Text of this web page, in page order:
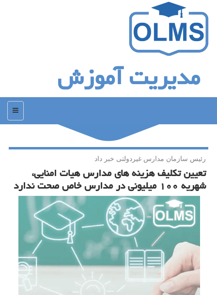
مدیریت آموزش
منو
رئیس سازمان مدارس غیردولتی خبر داد
تعیین تكلیف هزینه های مدارس هیات امنایی،
شهریه ۱۰۰ میلیونی در مدارس خاص صحت ندارد